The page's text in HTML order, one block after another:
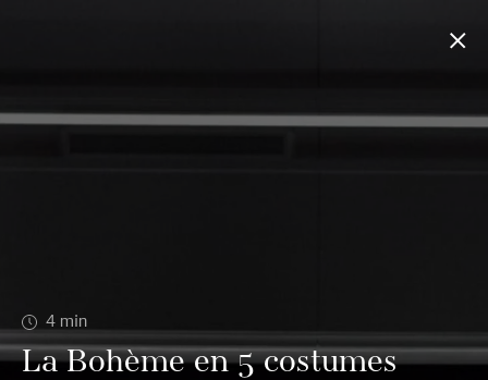
4 min
La Bohème en 5 costumes